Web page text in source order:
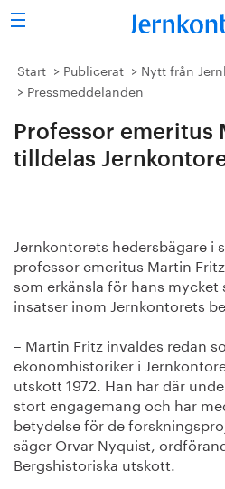
Sök
Stålindustrin
Forskning/utbildning
Vi tycker
Publicerat
Bildbank
Om oss
Start Publicerat
Nytt från
Pressmeddelanden
Professor emeritus
tilldelas
Jernkontorets hedersbägare i
professor emeritus Martin
som erkänsla för hans
insatser inom Jernkontorets
– Martin Fritz invaldes redan
ekonomhistoriker i
utskott 1972. Han har där
stort engagemang och har
betydelse för de
säger Orvar Nyquist,
Bergshistoriska utskott.